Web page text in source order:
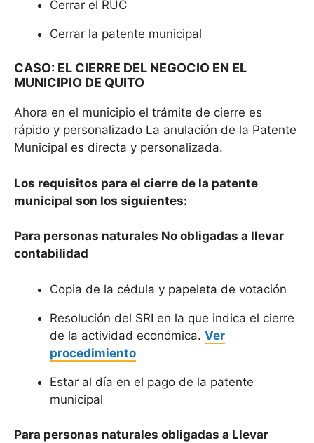
Cerrar el RUC
Cerrar la patente municipal
CASO: EL CIERRE DEL NEGOCIO EN EL
MUNICIPIO DE QUITO
Ahora en el municipio el trámite de cierre es
rápido y personalizado La anulación de la Patente
Municipal es directa y personalizada.
Los requisitos para el cierre de la patente
municipal son los siguientes:
Para personas naturales No obligadas a llevar
contabilidad
Copia de la cédula y papeleta de votación
Resolución del SRI en la que indica el cierre
de la actividad económica. Ver
procedimiento
Estar al día en el pago de la patente
municipal
Para personas naturales obligadas a Llevar